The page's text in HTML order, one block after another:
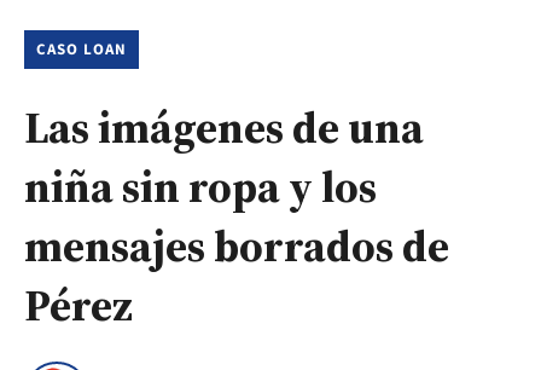
CASO LOAN
Las imágenes de una
niña sin ropa y los
mensajes borrados de
Pérez